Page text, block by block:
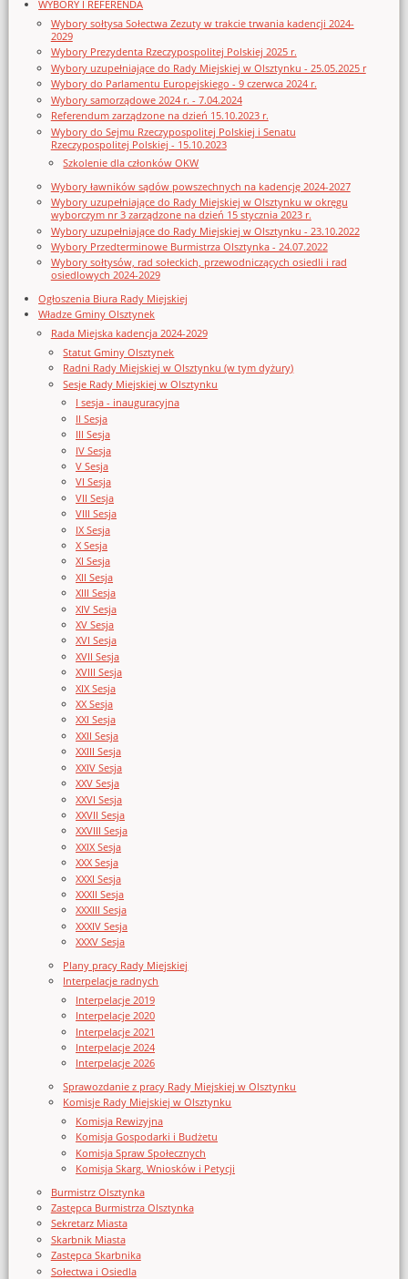
WYBORY I REFERENDA
Wybory sołtysa Sołectwa Zezuty w trakcie trwania kadencji 2024-
2029
Wybory Prezydenta Rzeczypospolitej Polskiej 2025 r.
Wybory uzupełniające do Rady Miejskiej w Olsztynku - 25.05.2025 r
Wybory do Parlamentu Europejskiego - 9 czerwca 2024 r.
Wybory samorządowe 2024 r. - 7.04.2024
Referendum zarządzone na dzień 15.10.2023 r.
Wybory do Sejmu Rzeczypospolitej Polskiej i Senatu
Rzeczypospolitej Polskiej - 15.10.2023
Szkolenie dla członków OKW
Wybory ławników sądów powszechnych na kadencję 2024-2027
Wybory uzupełniające do Rady Miejskiej w Olsztynku w okręgu
wyborczym nr 3 zarządzone na dzień 15 stycznia 2023 r.
Wybory uzupełniające do Rady Miejskiej w Olsztynku - 23.10.2022
Wybory Przedterminowe Burmistrza Olsztynka - 24.07.2022
Wybory sołtysów, rad sołeckich, przewodniczących osiedli i rad
osiedlowych 2024-2029
Ogłoszenia Biura Rady Miejskiej
Władze Gminy Olsztynek
Rada Miejska kadencja 2024-2029
Statut Gminy Olsztynek
Radni Rady Miejskiej w Olsztynku (w tym dyżury)
Sesje Rady Miejskiej w Olsztynku
I sesja - inauguracyjna
II Sesja
III Sesja
IV Sesja
V Sesja
VI Sesja
VII Sesja
VIII Sesja
IX Sesja
X Sesja
XI Sesja
XII Sesja
XIII Sesja
XIV Sesja
XV Sesja
XVI Sesja
XVII Sesja
XVIII Sesja
XIX Sesja
XX Sesja
XXI Sesja
XXII Sesja
XXIII Sesja
XXIV Sesja
XXV Sesja
XXVI Sesja
XXVII Sesja
XXVIII Sesja
XXIX Sesja
XXX Sesja
XXXI Sesja
XXXII Sesja
XXXIII Sesja
XXXIV Sesja
XXXV Sesja
Plany pracy Rady Miejskiej
Interpelacje radnych
Interpelacje 2019
Interpelacje 2020
Interpelacje 2021
Interpelacje 2024
Interpelacje 2026
Sprawozdanie z pracy Rady Miejskiej w Olsztynku
Komisje Rady Miejskiej w Olsztynku
Komisja Rewizyjna
Komisja Gospodarki i Budżetu
Komisja Spraw Społecznych
Komisja Skarg, Wniosków i Petycji
Burmistrz Olsztynka
Zastępca Burmistrza Olsztynka
Sekretarz Miasta
Skarbnik Miasta
Zastępca Skarbnika
Sołectwa i Osiedla